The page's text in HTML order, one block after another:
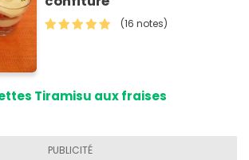
(16 notes)
Tiramisu aux fraises